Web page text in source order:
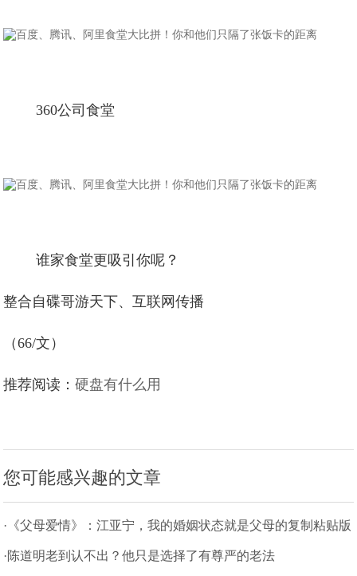
360公司食堂
谁家食堂更吸引你呢？
整合自碟哥游天下、互联网传播
（66/文）
推荐阅读：硬盘有什么用
您可能感兴趣的文章
·《父母爱情》：江亚宁，我的婚姻状态就是父母的复制粘贴版
本
·陈道明老到认不出？他只是选择了有尊严的老法